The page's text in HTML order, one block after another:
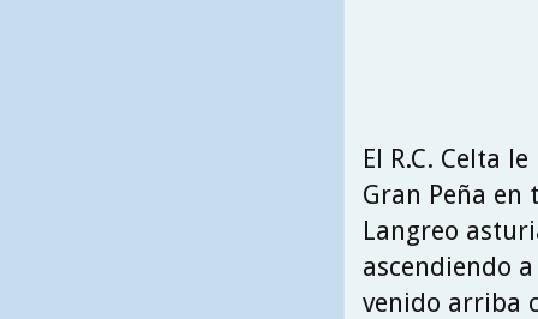
El R.C. Celta
Gran Peña en
Langreo
ascendiendo
venido arriba